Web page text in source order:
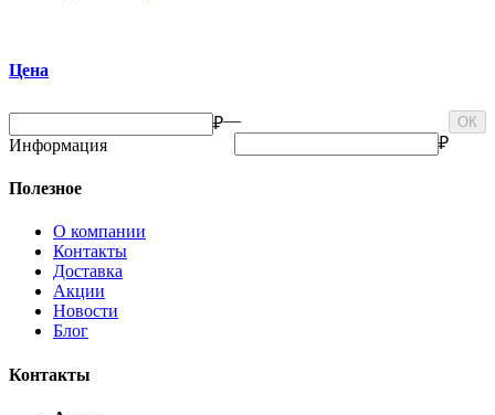
Цена
₽— ОК
₽
Информация
Полезное
О компании
Контакты
Доставка
Акции
Новости
Блог
Контакты